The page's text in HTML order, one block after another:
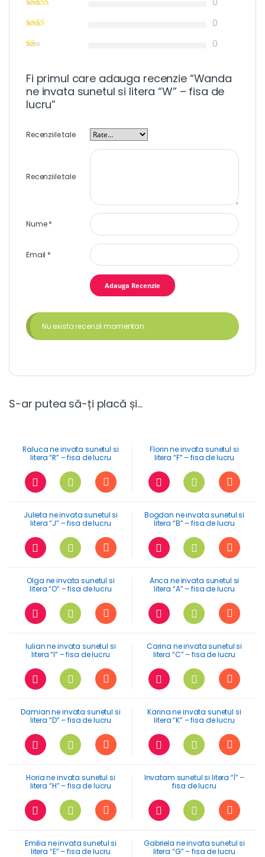
0
0
Fi primul care adauga recenzie “Wanda
ne invata sunetul si litera “W” – fisa de
lucru”
Recenziile tale
Recenziile tale
Nume*
Email *
Nu exista recenzii momentan.
S-ar putea să-ți placă și…
Raluca ne invata sunetul si
litera “R” – fisa de lucru
Florin ne invata sunetul si
litera “F” – fisa de lucru
Julieta ne invata sunetul si
litera “J” – fisa de lucru
Bogdan ne invata sunetul si
litera “B” – fisa de lucru
Olga ne invata sunetul si
litera “O” – fisa de lucru
Anca ne invata sunetul si
litera “A” – fisa de lucru
Iulian ne invata sunetul si
litera “I” – fisa de lucru
Carina ne invata sunetul si
litera “C” – fisa de lucru
Damian ne invata sunetul si
litera “D” – fisa de lucru
Karina ne invata sunetul si
litera “K” – fisa de lucru
Horia ne invata sunetul si
litera “H” – fisa de lucru
Invatam sunetul si litera “Î” –
fisa de lucru
Emilia ne invata sunetul si
litera “E” – fisa de lucru
Gabriela ne invata sunetul si
litera “G” – fisa de lucru